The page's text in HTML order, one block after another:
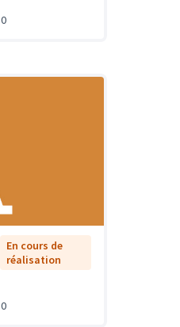
0
En cours de
réalisation
0